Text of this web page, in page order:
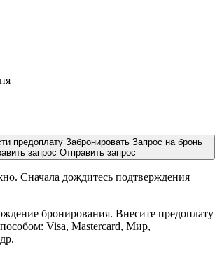
предоплату Забронировать Запрос на бронь
запрос Отправить запрос
Сначала дождитесь подтверждения
бронирования. Внесите предоплату
Visa, Mastercard, Мир,